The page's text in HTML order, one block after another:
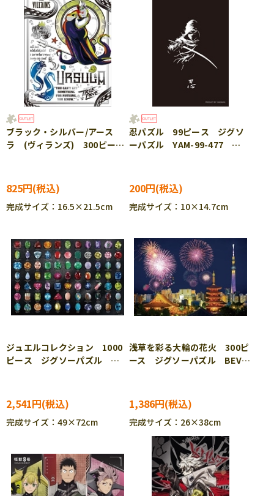
ブラック・シルバー/アース
ラ (ヴィランズ) 300ピー
825円
完成サイズ：16.5×21.5cm
忍パズル 99ピース ジグソ
ーパズル YAM-99-477
200円
完成サイズ：10×14.7cm
ジュエルコレクション 1000
ピース ジグソーパズル
2,541円
完成サイズ：49×72cm
浅草を彩る大輪の花火 300ピ
ース ジグソーパズル BEV-
1,386円
完成サイズ：26×38cm